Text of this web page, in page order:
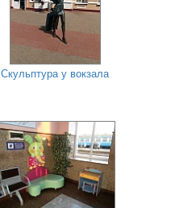
Скульптура у вокзала